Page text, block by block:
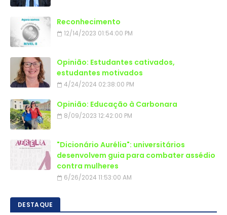
Reconhecimento
12/14/2023 01:54:00 PM
Opinião: Estudantes cativados,
estudantes motivados
4/24/2024 02:38:00 PM
Opinião: Educação à Carbonara
8/09/2023 12:42:00 PM
"Dicionário Aurélia": universitários
desenvolvem guia para combater assédio
contra mulheres
6/26/2024 11:53:00 AM
DESTAQUE